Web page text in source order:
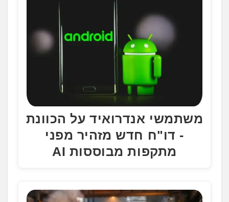
משתמשי אנדרואיד על הכוונת
- דו"ח חדש מזהיר מפני
מתקפות מבוססות AI